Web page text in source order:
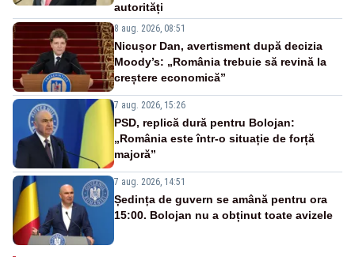
autorități
8 aug. 2026, 08:51
Nicușor Dan, avertisment după decizia
Moody’s: „România trebuie să revină la
creștere economică”
7 aug. 2026, 15:26
PSD, replică dură pentru Bolojan:
„România este într-o situație de forță
majoră”
7 aug. 2026, 14:51
Ședința de guvern se amână pentru ora
15:00. Bolojan nu a obținut toate avizele